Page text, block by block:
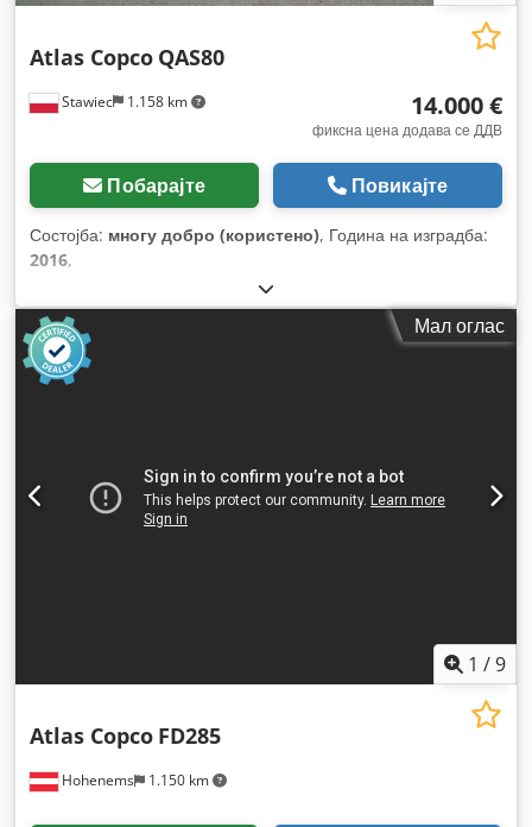
Stawiec 1.158 km
Atlas Copco QAS80
14.000 €
фиксна цена додава се ДДВ
Побарајте Повикајте
Состојба: многу добро (користено), Година на изградба:
2016,
Мал оглас
1 /9
Hohenems 1.150 km
Atlas Copco FD285